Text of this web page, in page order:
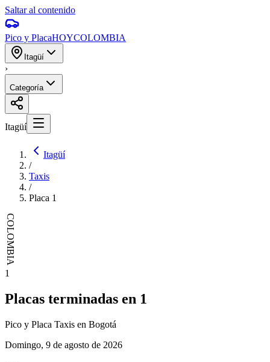
Saltar al contenido
Pico y PlacaHOYCOLOMBIA
Itagüí
›
Categoría
Itagüí
Itagüí
/
Taxis
/
Placa 1
COLOMBIA
1
Placas terminadas en 1
Pico y Placa Taxis en Bogotá
Domingo, 9 de agosto de 2026